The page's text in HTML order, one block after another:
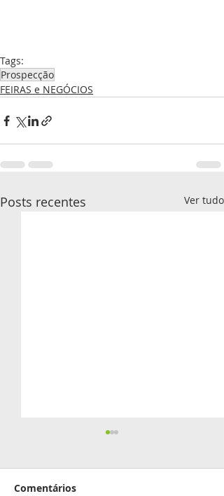
Tags:
Prospecção
FEIRAS e NEGÓCIOS
Posts recentes Ver tudo
Comentários